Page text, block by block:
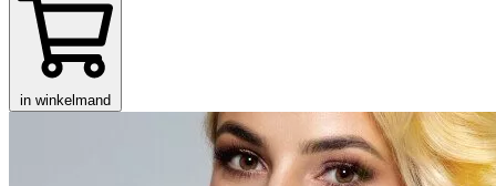
in winkelmand